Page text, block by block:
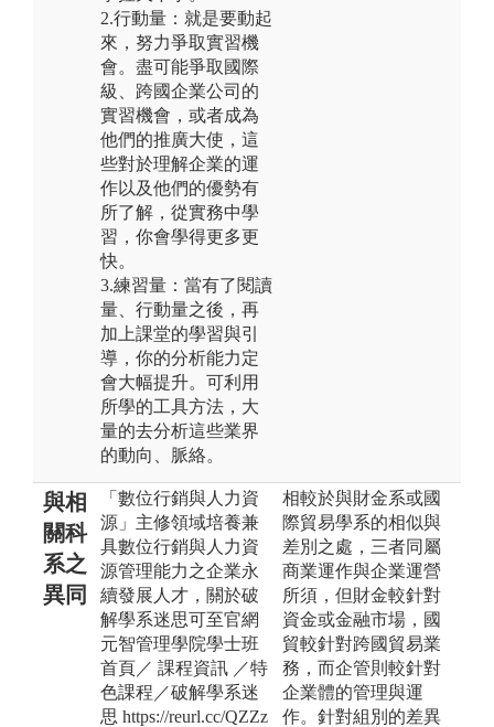
2.行動量：就是要動起
來，努力爭取實習機
會。盡可能爭取國際
級、跨國企業公司的
實習機會，或者成為
他們的推廣大使，這
些對於理解企業的運
作以及他們的優勢有
所了解，從實務中學
習，你會學得更多更
快。
3.練習量：當有了閱讀
量、行動量之後，再
加上課堂的學習與引
導，你的分析能力定
會大幅提升。可利用
所學的工具方法，大
量的去分析這些業界
的動向、脈絡。
與相
關科
系之
異同
「數位行銷與人力資
源」主修領域培養兼
具數位行銷與人力資
源管理能力之企業永
續發展人才，關於破
解學系迷思可至官網
元智管理學院學士班
首頁／ 課程資訊 ／特
色課程／破解學系迷
思 https://reurl.cc/QZZz
相較於與財金系或國
際貿易學系的相似與
差別之處，三者同屬
商業運作與企業運營
所須，但財金較針對
資金或金融市場，國
貿較針對跨國貿易業
務，而企管則較針對
企業體的管理與運
作。針對組別的差異